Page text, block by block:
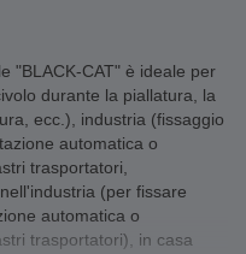
"BLACK-CAT" è ideale per
durante la piallatura, la
ecc.), industria (fissaggio
automatica o
trasportatori,
(per fissare
automatica o
trasportatori), in casa